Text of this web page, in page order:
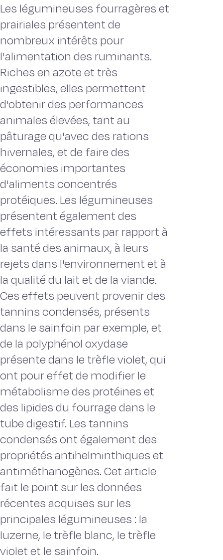
Les légumineuses fourragères et
prairiales présentent de
nombreux intérêts pour
l'alimentation des ruminants.
Riches en azote et très
ingestibles, elles permettent
d'obtenir des performances
animales élevées, tant au
pâturage qu'avec des rations
hivernales, et de faire des
économies importantes
d'aliments concentrés
protéiques. Les légumineuses
présentent également des
effets intéressants par rapport à
la santé des animaux, à leurs
rejets dans l'environnement et à
la qualité du lait et de la viande.
Ces effets peuvent provenir des
tannins condensés, présents
dans le sainfoin par exemple, et
de la polyphénol oxydase
présente dans le trèfle violet, qui
ont pour effet de modifier le
métabolisme des protéines et
des lipides du fourrage dans le
tube digestif. Les tannins
condensés ont également des
propriétés antihelminthiques et
antiméthanogènes. Cet article
fait le point sur les données
récentes acquises sur les
principales légumineuses : la
luzerne, le trèfle blanc, le trèfle
violet et le sainfoin.